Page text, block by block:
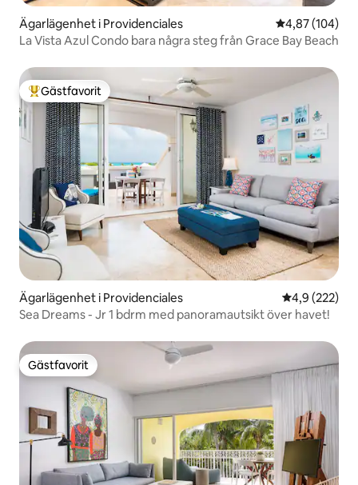
Ägarlägenhet i Providenciales 4,87 av 5 i
4,87 (104)
La Vista Azul Condo bara några steg från Grace Bay Beach
Populär gästfavorit
Gästfavorit
Ägarlägenhet i Providenciales 4,9 av 5 i
4,9 (222)
Sea Dreams - Jr 1 bdrm med panoramautsikt över havet!
Gästfavorit
Gästfavorit